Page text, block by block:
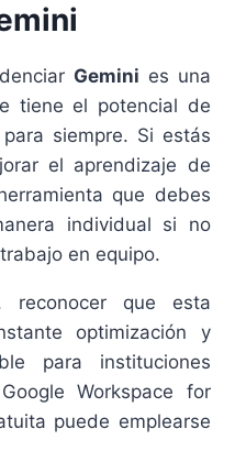
Gemini es una
tiene el potencial de
siempre. Si estás
el aprendizaje de
que debes
individual si no
en equipo.
reconocer que esta
optimización y
para instituciones
Workspace for
puede emplearse